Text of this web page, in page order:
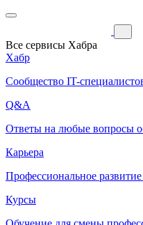
Все сервисы Хабра
Хабр
Сообщество IT-
Q&A
Ответы на любые вопросы
Карьера
Профессиональное
Курсы